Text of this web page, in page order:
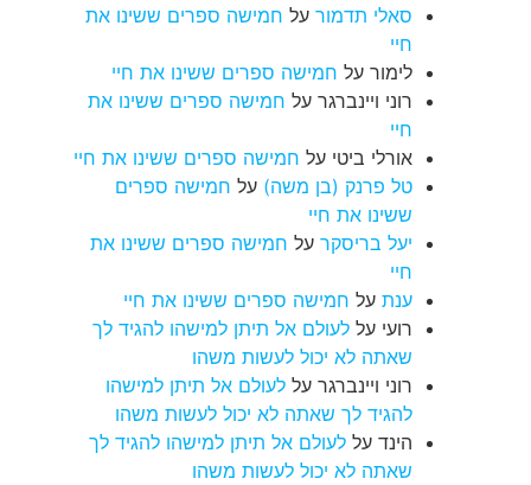
סאלי תדמור על חמישה ספרים ששינו את
חיי
לימור על חמישה ספרים ששינו את חיי
רוני ויינברגר על חמישה ספרים ששינו את
חיי
אורלי ביטי על חמישה ספרים ששינו את חיי
טל פרנק (בן משה) על חמישה ספרים
ששינו את חיי
יעל בריסקר על חמישה ספרים ששינו את
חיי
ענת על חמישה ספרים ששינו את חיי
רועי על לעולם אל תיתן למישהו להגיד לך
שאתה לא יכול לעשות משהו
רוני ויינברגר על לעולם אל תיתן למישהו
להגיד לך שאתה לא יכול לעשות משהו
הינד על לעולם אל תיתן למישהו להגיד לך
שאתה לא יכול לעשות משהו